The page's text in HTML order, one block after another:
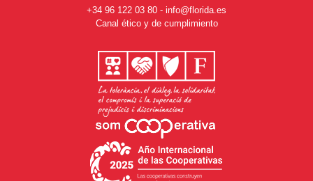
+34 96 122 03 80 - info@florida.es
Canal ético y de cumplimiento